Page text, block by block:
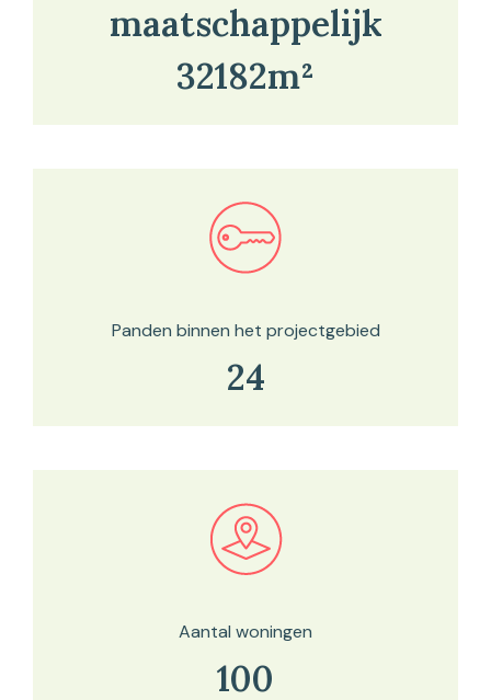
maatschappelijk
32182m²
Bekijk in onze kaartviewer
Panden binnen het projectgebied
24
Bekijk in onze kaartviewer
Aantal woningen
100